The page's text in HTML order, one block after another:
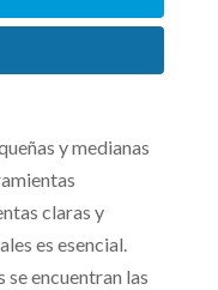
y medianas
claras y
es esencial.
se encuentran las